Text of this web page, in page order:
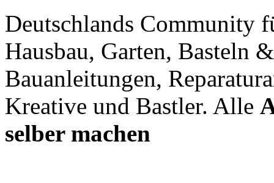
Deutschlands Community
Hausbau, Garten, Basteln
Bauanleitungen,
Kreative und Bastler. Alle
selber machen